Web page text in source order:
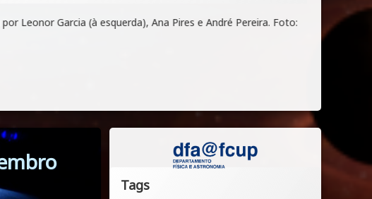
Garcia (à esquerda), Ana Pires e André Pereira. Foto:
Tags